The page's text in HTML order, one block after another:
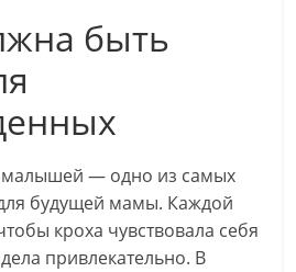
быть
— одно из самых
будущей мамы. Каждой
кроха чувствовала себя
привлекательно. В